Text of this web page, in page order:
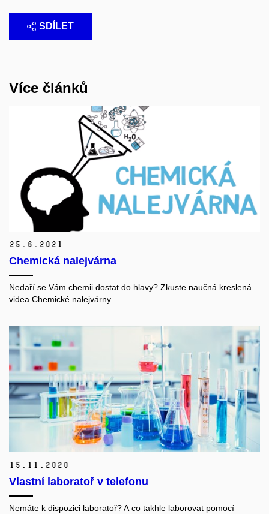
SDÍLET
Více článků
25. 6. 2021
Chemická nalejvárna
Nedaří se Vám chemii dostat do hlavy? Zkuste naučná kreslená
videa Chemické nalejvárny.
15. 11. 2020
Vlastní laboratoř v telefonu
Nemáte k dispozici laboratoř? A co takhle laborovat pomocí